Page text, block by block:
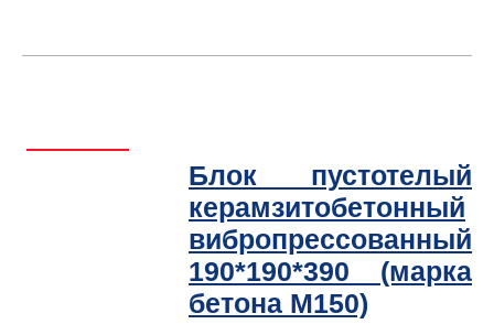
Блок пустотелый
керамзитобетонный
вибропрессованный
190*190*390 (марка
бетона М150)